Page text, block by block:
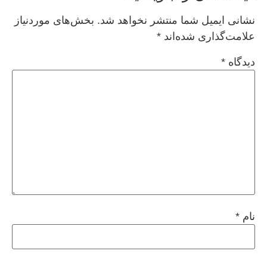
نشانی ایمیل شما منتشر نخواهد شد. بخش‌های موردنیاز
علامت‌گذاری شده‌اند *
دیدگاه *
نام *